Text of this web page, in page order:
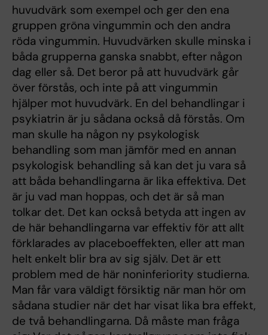
huvudvärk som exempel och ger den ena
gruppen gröna vingummin och den andra
röda vingummin. Huvudvärken skulle minska i
båda grupperna ganska snabbt, efter någon
dag eller så. Det beror på att huvudvärk går
över förstås, och inte på att vingummin
hjälper mot huvudvärk. En del behandlingar i
psykiatrin är ju sådana också då förstås. Om
man skulle ha någon ny psykologisk
behandling som man jämför med en annan
psykologisk behandling så kan det ju vara så
att båda behandlingarna är lika effektiva. Det
är ju vad man hoppas, och det är så man
tolkar det. Det kan också betyda att ingen av
de här behandlingarna var effektiv för att allt
förklarades av placeboeffekten, eller att man
helt enkelt blir bra av sig själv. Det är ett
problem med de här noninferiority studierna.
Man får vara väldigt försiktig när man hör om
sådana studier när det har visat lika bra effekt,
de två behandlingarna. Då måste man fråga